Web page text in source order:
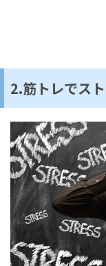
2.筋トレでス